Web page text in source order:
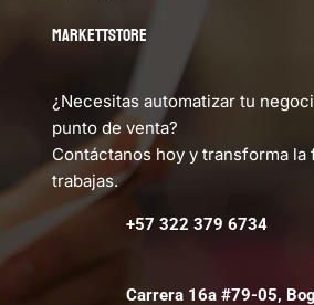
MARKETTSTORE
¿Necesitas automatizar tu
punto de venta?
Contáctanos hoy y transforma la
trabajas.
+57 322 379 6734
Carrera 16a #79-05,